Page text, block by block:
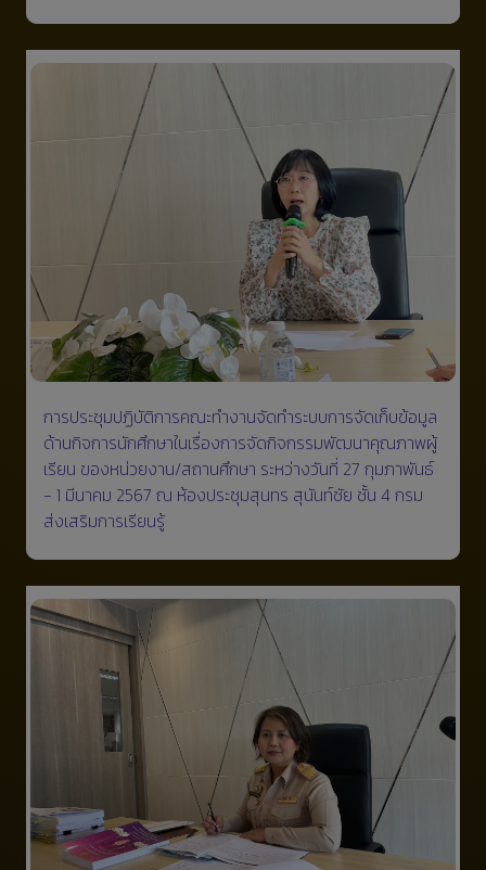
การประชุมปฏิบัติการคณะทำงานจัดทำระบบการจัดเก็บข้อมูล
ด้านกิจการนักศึกษาในเรื่องการจัดกิจกรรมพัฒนาคุณภาพผู้
เรียน ของหน่วยงาน/สถานศึกษา ระหว่างวันที่ 27 กุมภาพันธ์
- 1 มีนาคม 2567 ณ ห้องประชุมสุนทร สุนันท์ชัย ชั้น 4 กรม
ส่งเสริมการเรียนรู้